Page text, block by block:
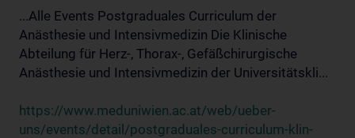
...Alle Events Postgraduales Curriculum der
Anästhesie und Intensivmedizin Die Klinische
Abteilung für Herz-, Thorax-, Gefäßchirurgische
Anästhesie und Intensivmedizin der Universitätskli...
https://www.meduniwien.ac.at/web/ueber-
uns/events/detail/postgraduales-curriculum-klin-